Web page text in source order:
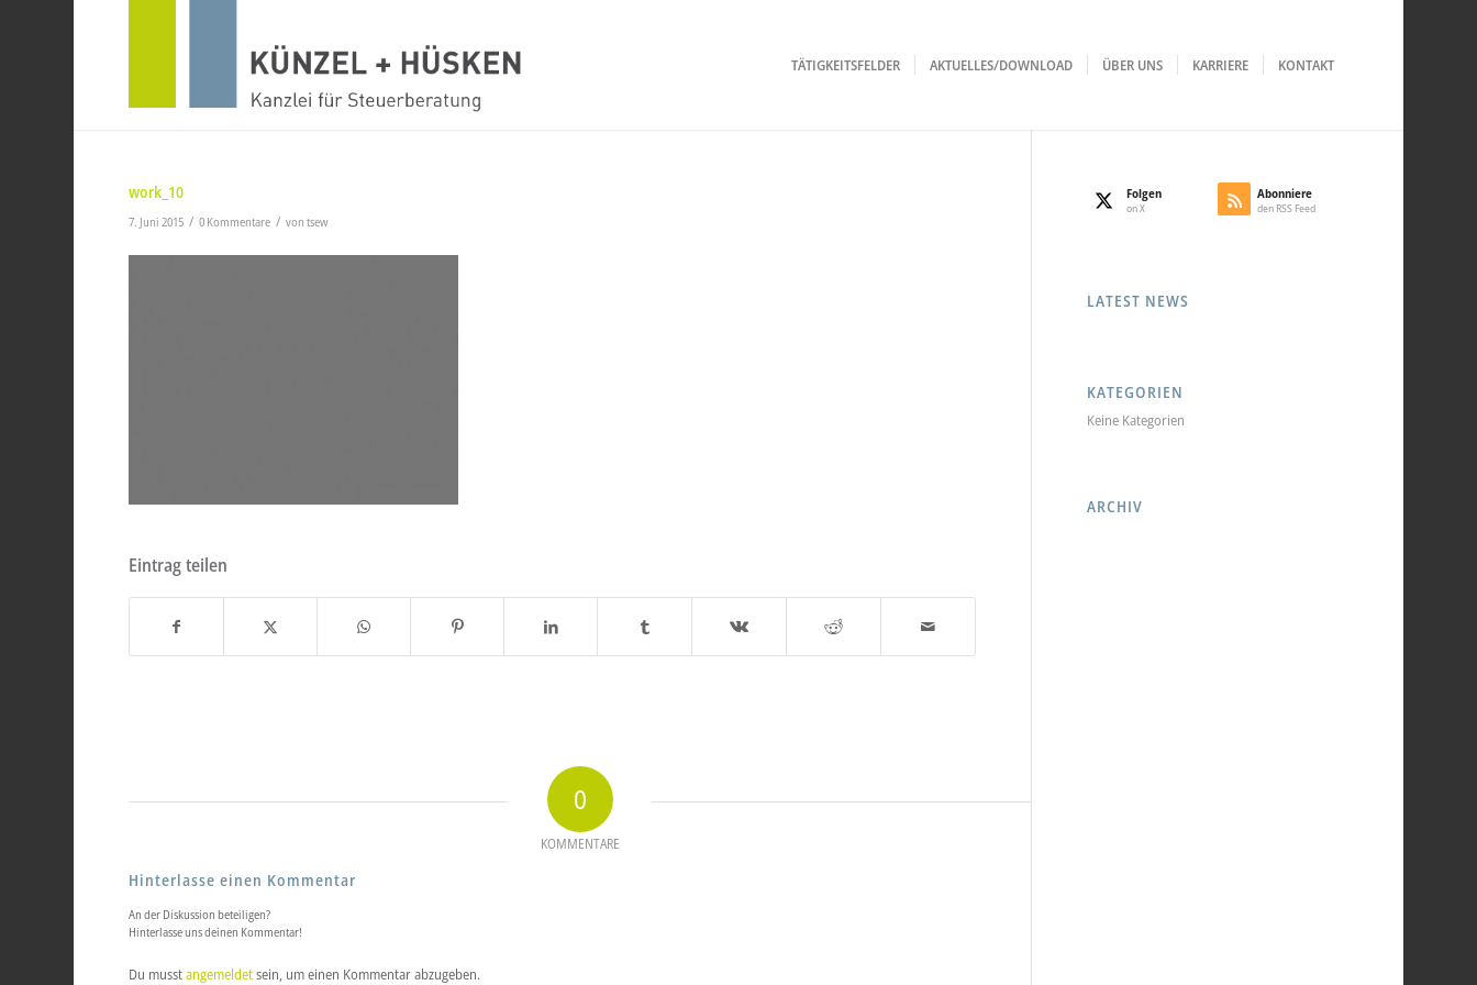
TÄTIGKEITSFELDER AKTUELLES/DOWNLOAD ÜBER UNS KARRIERE KONTAKT
work_10
7. Juni 2015 / 0 Kommentare / vontsew
Eintrag teilen
0
KOMMENTARE
Hinterlasse einen Kommentar
An der Diskussion beteiligen?
Hinterlasse uns deinen Kommentar!
Du musstangemeldetsein, um einen Kommentar abzugeben.
Folgen
on X
Abonniere
den RSS Feed
LATEST NEWS
KATEGORIEN
Keine Kategorien
ARCHIV